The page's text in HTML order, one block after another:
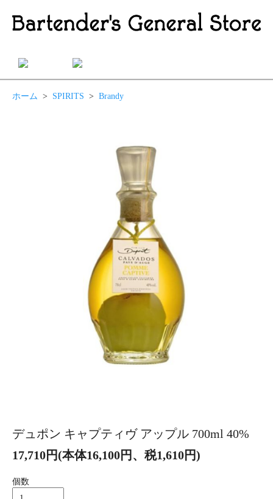
ホーム > SPIRITS > Brandy
デュポン キャプティヴ アップル 700ml 40%
17,710円(本体16,100円、税1,610円)
個数